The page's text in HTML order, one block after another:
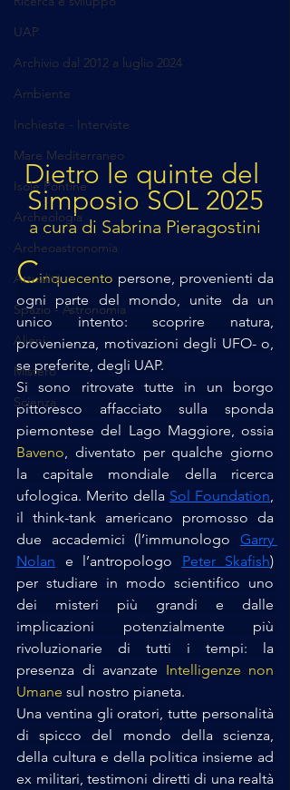
UAP
Archivio dal 2012 a luglio 2024
Ambiente
Inchieste - Interviste
Mare Mediterraneo
Isole Pontine
Archeologia
Archeoastronomia
Attualità
Spazio - Astronomia
Alieni
Mistero
Scienza
Dietro le quinte del
Simposio SOL 2025
a cura di Sabrina Pieragostini
Cinquecento persone, provenienti da
ogni parte del mondo, unite da un
unico intento: scoprire natura,
provenienza, motivazioni degli UFO- o,
se preferite, degli UAP.
Si sono ritrovate tutte in un borgo
pittoresco affacciato sulla sponda
Baveno , diventato per qualche giorno
la capitale mondiale della ricerca
ufologica. Merito della Sol Foundation
il think-tank americano promosso da
due accademici (l’immunologo Garry
Nolan e l’antropologo Peter Skafish)
per studiare in modo scientifico uno
dei misteri più grandi e dalle
implicazioni potenzialmente più
rivoluzionarie di tutti i tempi: la
presenza di avanzate Intelligenze non
Umane sul nostro pianeta.
Una ventina gli oratori, tutte personalità
di spicco del mondo della scienza,
della cultura e della politica insieme ad
ex militari, testimoni diretti di una realtà